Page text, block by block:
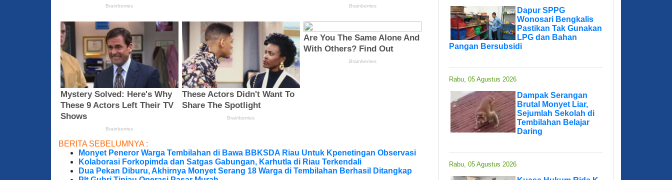
BERITA SEBELUMNYA :
Monyet Peneror Warga Tembilahan di Bawa BBKSDA Riau Untuk Kpenetingan Observasi
Kolaborasi Forkopimda dan Satgas Gabungan, Karhutla di Riau Terkendali
Dua Pekan Diburu, Akhirnya Monyet Serang 18 Warga di Tembilahan Berhasil Ditangkap
Dapur SPPG
Wonosari Bengkalis
Pastikan Tak Gunakan
LPG dan Bahan
Pangan Bersubsidi
Rabu, 05 Agustus 2026
Dampak Serangan
Brutal Monyet Liar,
Sejumlah Sekolah di
Tembilahan Belajar
Daring
Rabu, 05 Agustus 2026